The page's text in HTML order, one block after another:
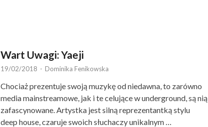
Wart Uwagi: Yaeji
19/02/2018 - Dominika Fenikowska
Chociaż prezentuje swoją muzykę od niedawna, to zarówno
media mainstreamowe, jak i te celujące w underground, są nią
zafascynowane. Artystka jest silną reprezentantką stylu
deep house, czaruje swoich słuchaczy unikalnym …